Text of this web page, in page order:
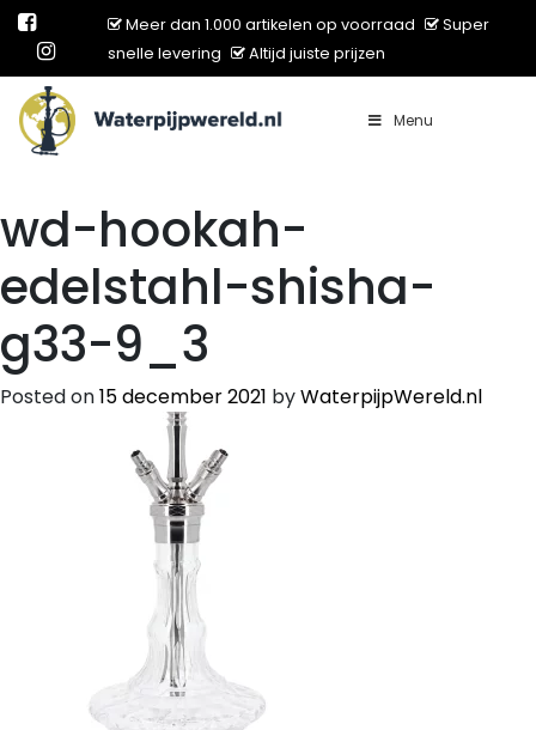
Meer dan 1.000 artikelen op voorraad
Super
snelle levering
Altijd juiste prijzen
Main Navigation Menu
wd-hookah-
edelstahl-shisha-
g33-9_3
Posted on15 december 2021 byWaterpijpWereld.nl